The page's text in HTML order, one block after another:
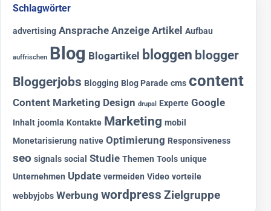
Schlagwörter
advertising Ansprache Anzeige Artikel Aufbau
auffrischen Blog Blogartikel bloggen blogger
Bloggerjobs Blogging Blog Parade cms content
Content Marketing Design drupal Experte Google
Inhalt joomla Kontakte Marketing mobil
Monetarisierung native Optimierung Responsiveness
seo signals social Studie Themen Tools unique
Unternehmen Update vermeiden Video vorteile
webbyjobs Werbung wordpress Zielgruppe